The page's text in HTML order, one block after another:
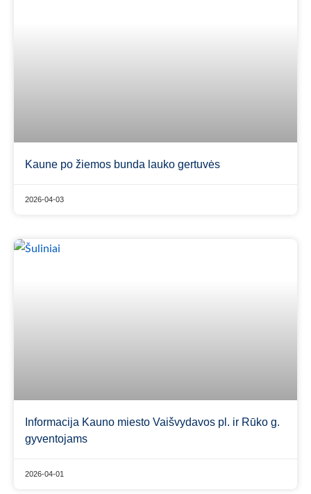
Kaune po žiemos bunda lauko gertuvės
2026-04-03
Informacija Kauno miesto Vaišvydavos pl. ir Rūko g.
gyventojams
2026-04-01